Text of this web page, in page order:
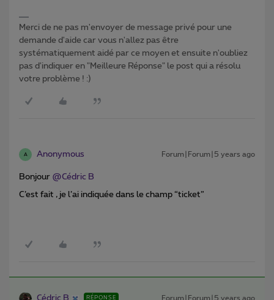
Merci de ne pas m'envoyer de message privé pour une
demande d'aide car vous n'allez pas être
systématiquement aidé par ce moyen et ensuite n'oubliez
pas d'indiquer en "Meilleure Réponse" le post qui a résolu
votre problème ! :)
A Anonymous Forum|Forum|5 years ago
Bonjour @Cédric B
C’est fait , je l’ai indiquée dans le champ “ticket”
RÉPONSE Forum|Forum|5 years ago